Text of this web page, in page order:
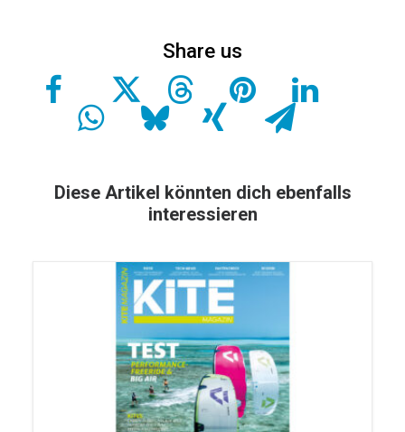
Diese Artikel könnten dich ebenfalls
interessieren